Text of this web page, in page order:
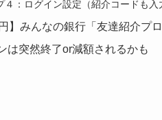
４：ログイン設定（紹介コードも入
】みんなの銀行「友達紹介プ
は突然終了or減額されるかも